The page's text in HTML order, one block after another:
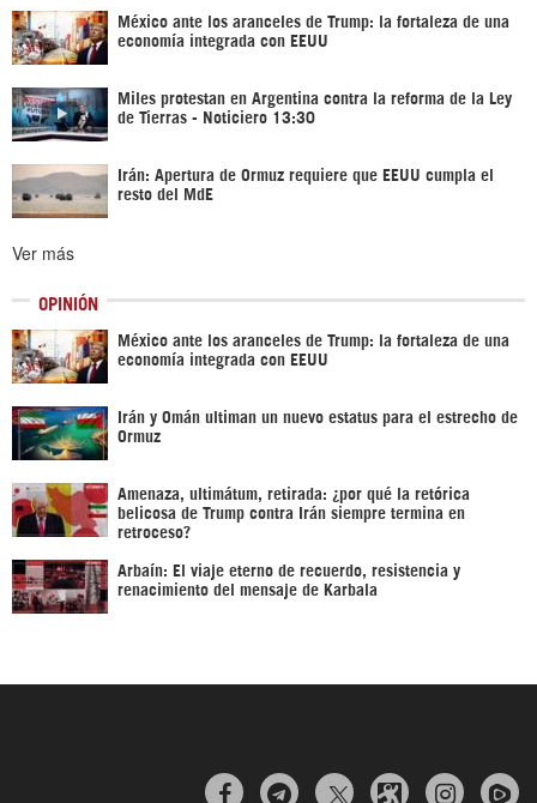
México ante los aranceles de Trump: la fortaleza de una
economía integrada con EEUU
Miles protestan en Argentina contra la reforma de la Ley
de Tierras - Noticiero 13:30
Irán: Apertura de Ormuz requiere que EEUU cumpla el
resto del MdE
Ver más
OPINIÓN
México ante los aranceles de Trump: la fortaleza de una
economía integrada con EEUU
Irán y Omán ultiman un nuevo estatus para el estrecho de
Ormuz
Amenaza, ultimátum, retirada: ¿por qué la retórica
belicosa de Trump contra Irán siempre termina en
retroceso?
Arbaín: El viaje eterno de recuerdo, resistencia y
renacimiento del mensaje de Karbala
  